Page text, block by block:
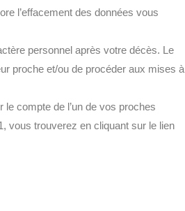
l’effacement des données vous
personnel après votre décès. Le
proche et/ou de procéder aux mises à
compte de l’un de vos proches
vous trouverez en cliquant sur le lien